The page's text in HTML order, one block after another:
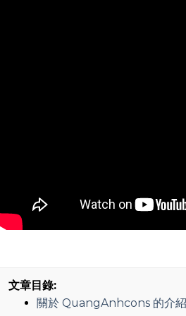
文章目錄:
關於 QuangAnhcons 的介